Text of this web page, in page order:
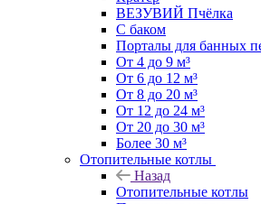
ВЕЗУВИЙ Пчёлка
С баком
Порталы для банных
От 4 до 9 м³
От 6 до 12 м³
От 8 до 20 м³
От 12 до 24 м³
От 20 до 30 м³
Более 30 м³
Отопительные котлы
Назад
Отопительные котлы